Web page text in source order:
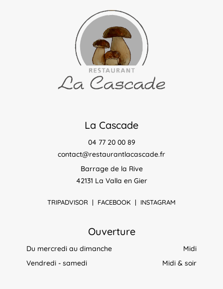
La Cascade
04 77 20 00 89
contact@restaurantlacascade.fr
Barrage de la Rive
42131 La Valla en Gier
TRIPADVISOR | FACEBOOK | INSTAGRAM
Ouverture
Du mercredi au dimanche
Midi
Vendredi - samedi
Midi & soir